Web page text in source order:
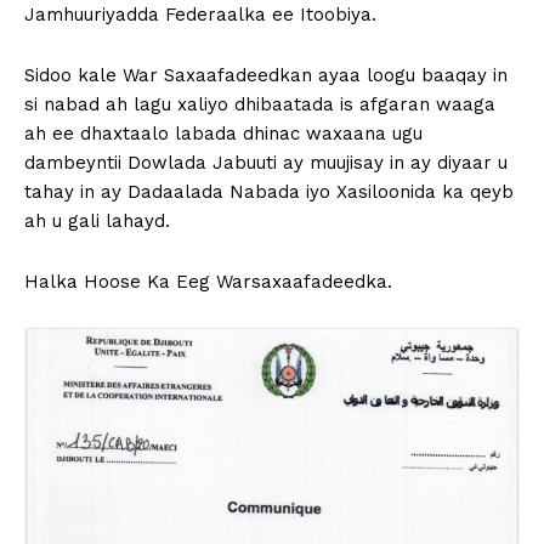
Jamhuuriyadda Federaalka ee Itoobiya.
Sidoo kale War Saxaafadeedkan ayaa loogu baaqay in
si nabad ah lagu xaliyo dhibaatada is afgaran waaga
ah ee dhaxtaalo labada dhinac waxaana ugu
dambeyntii Dowlada Jabuuti ay muujisay in ay diyaar u
tahay in ay Dadaalada Nabada iyo Xasiloonida ka qeyb
ah u gali lahayd.
Halka Hoose Ka Eeg Warsaxaafadeedka.